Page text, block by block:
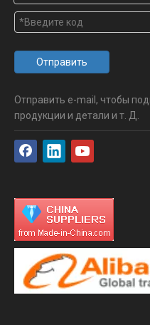
Отправить
Отправить e-mail, чтобы
продукции и детали и т. Д.